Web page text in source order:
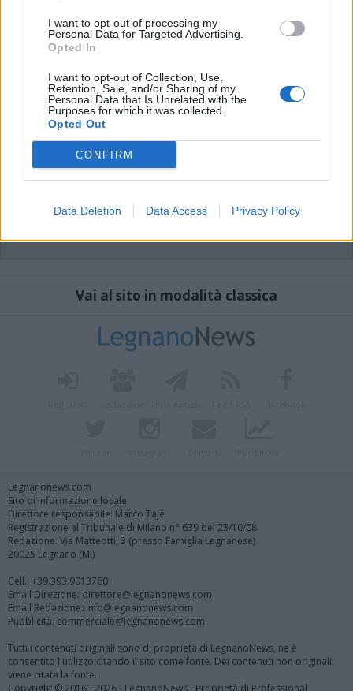
I want to opt-out of processing my
Personal Data for Targeted Advertising.
Opted In
I want to opt-out of Collection, Use,
Retention, Sale, and/or Sharing of my
Personal Data that Is Unrelated with the
Purposes for which it was collected.
Opted Out
CONFIRM
Data Deletion Data Access Privacy Policy
Vai al sito in modalità classica
Legnanonews.com
Sito di informazione locale
Direttore responsabile: Marco Tajè
Registrazione al Tribunale di Milano n° 639 del 23/10/08
Redazione: Via Matteotti, 3 (presso Famiglia Legnanese)
20025 Legnano (MI)
Cell.: +39.393.9013760
Email Direzione: direttore@legnanonews.com
Email Redazione: info@legnanonews.com
Pubblicità: commerciale@legnanonews.com
Tutti i contenuti originali sono di proprietà di LegnanoNews, ne è
consentito l'utilizzo citando il sito come fonte. Dei contenuti non originali
viene citata la fonte.
Copyright © 2016 - 2026 - LegnanoNews - Proprietà di Professional